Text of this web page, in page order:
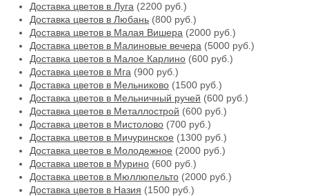
Доставка цветов в Луга (2200 руб.)
Доставка цветов в Любань (800 руб.)
Доставка цветов в Малая Вишера (2000 руб.)
Доставка цветов в Малиновые вечера (5000 руб.)
Доставка цветов в Малое Карлино (600 руб.)
Доставка цветов в Мга (900 руб.)
Доставка цветов в Мельниково (1500 руб.)
Доставка цветов в Мельничный ручей (600 руб.)
Доставка цветов в Металлострой (600 руб.)
Доставка цветов в Мистолово (700 руб.)
Доставка цветов в Мичуринское (1300 руб.)
Доставка цветов в Молодежное (2000 руб.)
Доставка цветов в Мурино (600 руб.)
Доставка цветов в Мюллюпельто (2000 руб.)
Доставка цветов в Назия (1500 руб.)